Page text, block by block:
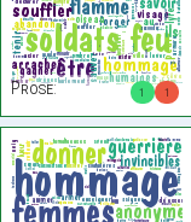
1 1
Prose: